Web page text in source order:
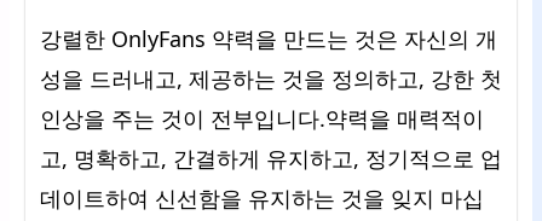
강렬한 OnlyFans 약력을 만드는 것은 자신의 개
성을 드러내고, 제공하는 것을 정의하고, 강한 첫
인상을 주는 것이 전부입니다.약력을 매력적이
고, 명확하고, 간결하게 유지하고, 정기적으로 업
데이트하여 신선함을 유지하는 것을 잊지 마십